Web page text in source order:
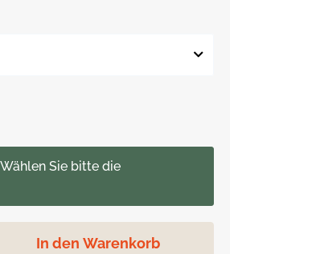
In den Warenkorb
Sie bitte die